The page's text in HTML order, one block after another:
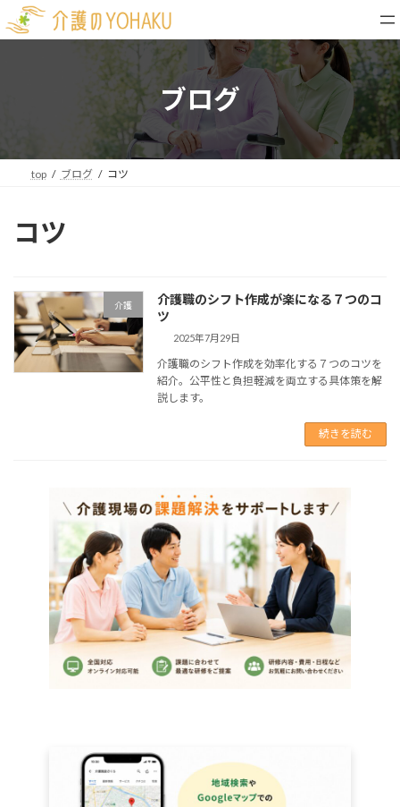
ン
ッ
ビ
移
ブログ
top ブログ コツ
コツ
介護
介護職のシフト作成が楽になる７つのコ
ツ
2025年7月29日
介護職のシフト作成を効率化する７つのコツを
紹介。公平性と負担軽減を両立する具体策を解
説します。
続きを読む